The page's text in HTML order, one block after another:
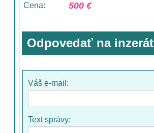
Cena:
500 €
Odpovedať na inzerát
Váš e-mail:
Text správy: